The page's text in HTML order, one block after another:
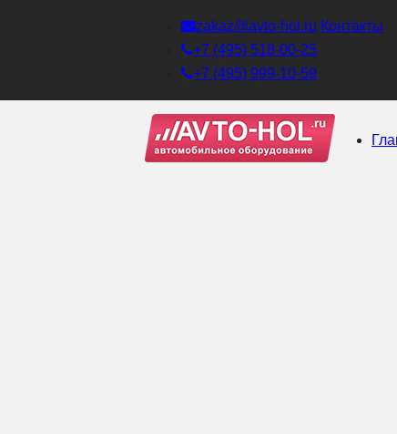
zakaz@avto-hol.ru Контакты
+7 (495) 518-00-25
+7 (495) 999-10-59